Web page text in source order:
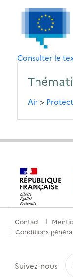
Consulter le
Air>
Menu
pied
Contact
Conditions
Suivez-nous